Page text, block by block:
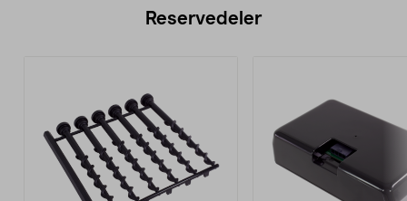
Reservedeler